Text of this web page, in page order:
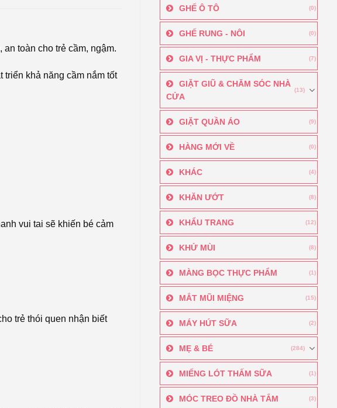
GHẾ Ô TÔ (0)
GHẾ RUNG - NÔI (0)
GIA VỊ - THỰC PHẨM (7)
GIẶT GIŨ & CHĂM SÓC NHÀ
CỬA
(13)
GIẶT QUẦN ÁO (9)
HÀNG MỚI VỀ (0)
KHÁC (4)
KHĂN ƯỚT (8)
KHẨU TRANG (12)
KHỬ MÙI (8)
MÀNG BỌC THỰC PHẨM (1)
MẮT MŨI MIỆNG (15)
MÁY HÚT SỮA (2)
MẸ & BÉ (284)
MIẾNG LÓT THẤM SỮA (1)
MÓC TREO ĐỒ NHÀ TẮM (3)
toàn cho trẻ cầm, ngậm.
triển khả năng cầm nắm tốt
vui tai sẽ khiến bé cảm
trẻ thói quen nhận biết